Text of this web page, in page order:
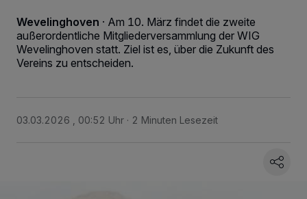
Wevelinghoven · Am 10. März findet die zweite
außerordentliche Mitgliederversammlung der WIG
Wevelinghoven statt. Ziel ist es, über die Zukunft des
Vereins zu entscheiden.
03.03.2026 , 00:52 Uhr 2 Minuten Lesezeit
wie Browserdaten oder eindeutige Kennungen auf Ihrem Gerät zu. Durch Auswahl